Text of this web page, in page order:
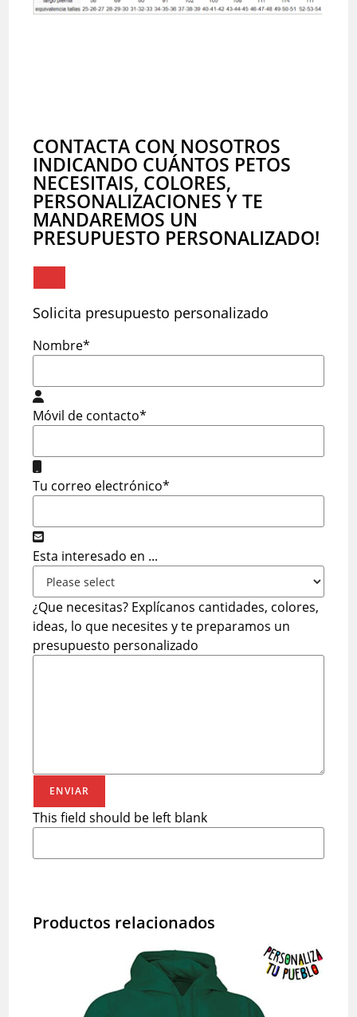
CONTACTA CON NOSOTROS
INDICANDO CUÁNTOS PETOS
NECESITAIS, COLORES,
PERSONALIZACIONES Y TE
MANDAREMOS UN
PRESUPUESTO PERSONALIZADO!
Solicita presupuesto personalizado
Nombre*
Móvil de contacto*
Tu correo electrónico*
Esta interesado en ...
¿Que necesitas? Explícanos cantidades, colores,
ideas, lo que necesites y te preparamos un
presupuesto personalizado
ENVIAR
This field should be left blank
Productos relacionados